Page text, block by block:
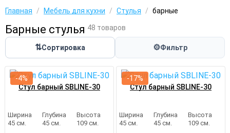
Главная / Мебель для кухни / Стулья / барные
Барные стулья 48 товаров
⇅Сортировка ⚙Фильтр
Стул барный SBLINE-30
Ширина
45 см.
Глубина
45 см.
Высота
109 см.
-4%
Стул барный SBLINE-30
Ширина
45 см.
Глубина
45 см.
Высота
109 см.
-17%